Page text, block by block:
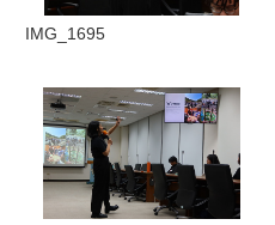
IMG_1695